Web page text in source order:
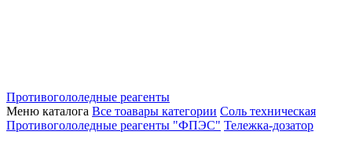
Противогололедные реагенты
Меню каталога Все тоавары категории Соль техническая
Противогололедные реагенты "ФПЭС" Тележка-дозатор